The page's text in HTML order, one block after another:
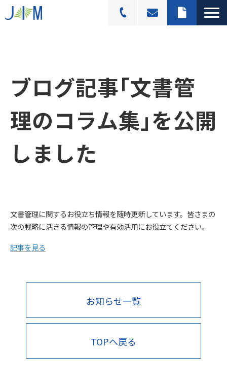
活用シーン
導入事例
料金プラン
ブログ記事一覧
ブログ記事｢文書管
理のコラム集｣を公開
しました
文書管理に関するお役立ち情報を随時更新しています。皆さまの
次の戦略に活きる情報の管理や有効活用にお役立てください。
記事を見る
お知らせ一覧
TOPへ戻る